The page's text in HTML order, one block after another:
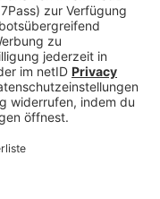
des
der Ausbildung
die